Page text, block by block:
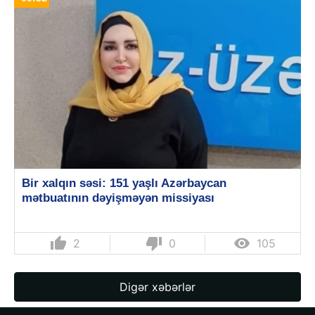
Bir xalqın səsi: 151 yaşlı Azərbaycan
mətbuatının dəyişməyən missiyası
thumb_up 2 thumb_down 0  105
Digər xəbərlər